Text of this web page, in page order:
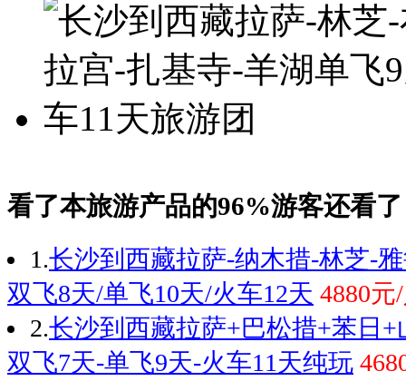
看了本旅游产品的96%游客还看
1.长沙到西藏拉萨-纳木措-林芝-
双飞8天/单飞10天/火车12天 4880元
2.长沙到西藏拉萨+巴松措+苯日
双飞7天-单飞9天-火车11天纯玩